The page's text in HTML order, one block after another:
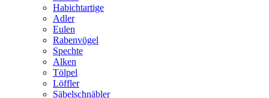
Habichtartige
Adler
Eulen
Rabenvögel
Spechte
Alken
Tölpel
Löffler
Säbelschnäbler